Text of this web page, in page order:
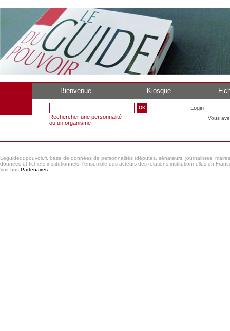
Bienvenue Kiosque
Rechercher une personnalité
ou un organisme
Login
Vous
Leguidedupouvoir.fr, base de données de personnalités (députés, sénateurs, journalistes,
données et fichiers institutionnels, l'ensemble des acteurs des relations institutionnelles en
Voir nos Partenaires